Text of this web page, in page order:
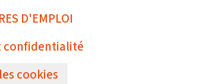
D'EMPLOI
confidentialité
cookies